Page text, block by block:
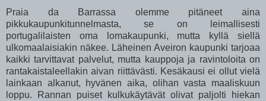
Praia da Barrassa olemme pitäneet aina
pikkukaupunkitunnelmasta, se on leimallisesti
portugalilaisten oma lomakaupunki, mutta kyllä siellä
ulkomaalaisiakin näkee. Läheinen Aveiron kaupunki tarjoaa
kaikki tarvittavat palvelut, mutta kauppoja ja ravintoloita on
rantakaistaleellakin aivan riittävästi. Kesäkausi ei ollut vielä
lainkaan alkanut, hyvänen aika, olihan vasta maaliskuun
loppu. Rannan puiset kulkukäytävät olivat paljolti hiekan